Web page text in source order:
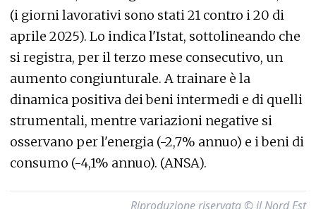
(i giorni lavorativi sono stati 21 contro i 20 di
aprile 2025). Lo indica l'Istat, sottolineando che
si registra, per il terzo mese consecutivo, un
aumento congiunturale. A trainare è la
dinamica positiva dei beni intermedi e di quelli
strumentali, mentre variazioni negative si
osservano per l'energia (-2,7% annuo) e i beni di
consumo (-4,1% annuo). (ANSA).
Riproduzione riservata © il Nord Est